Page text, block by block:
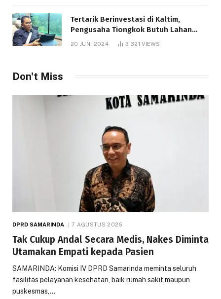
Tertarik Berinvestasi di Kaltim,
Pengusaha Tiongkok Butuh Lahan
1.000 Hektare
20 JUNI 2024 3,321VIEWS
Don't Miss
DPRD SAMARINDA 7 AGUSTUS 2026
Tak Cukup Andal Secara Medis, Nakes Diminta
Utamakan Empati kepada Pasien
SAMARINDA: Komisi IV DPRD Samarinda meminta seluruh
fasilitas pelayanan kesehatan, baik rumah sakit maupun
puskesmas,…